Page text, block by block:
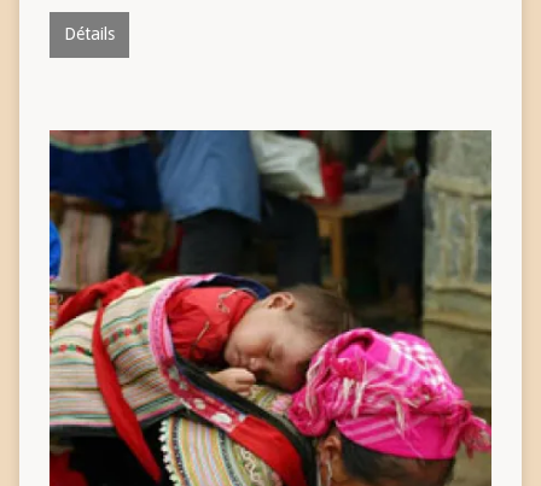
Détails